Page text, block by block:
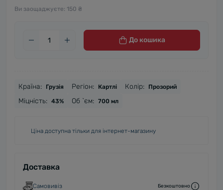
Ви заощаджуєте: 150 ₴
До кошика
Країна: Грузія Регіон: Картлі Колір: Прозорий
Міцність: 43% Об `єм: 700 мл
Ціна доступна тільки для інтернет-магазину
Доставка
Самовивіз Безкоштовно